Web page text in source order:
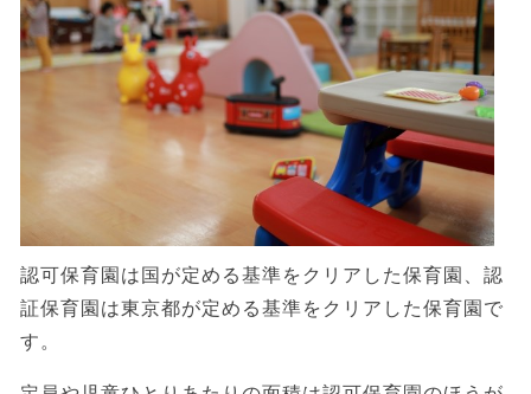
認可保育園は国が定める基準をクリアした保育園、認
証保育園は東京都が定める基準をクリアした保育園で
す。